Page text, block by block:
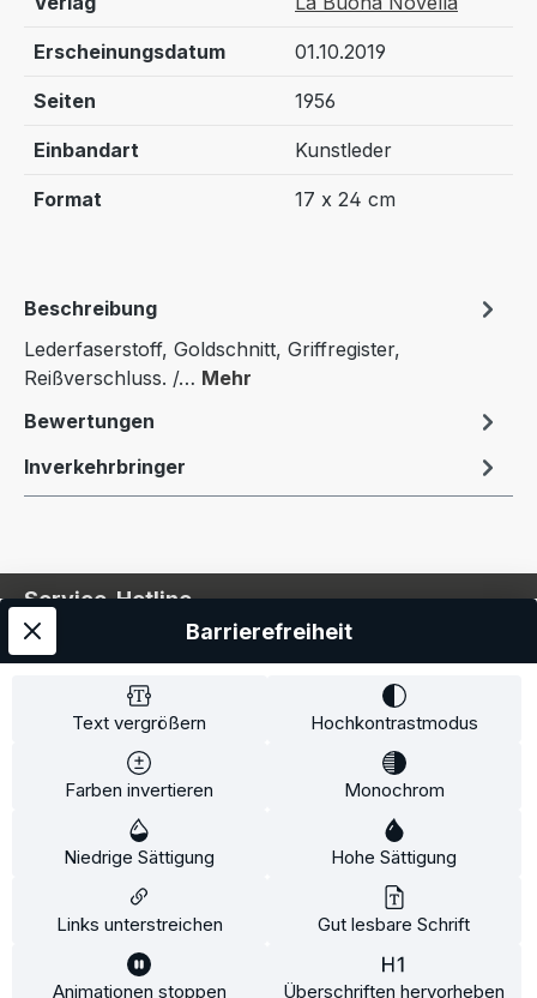
Erscheinungsdatum 01.10.2019
Seiten 1956
Einbandart Kunstleder
Format 17 x 24 cm
Beschreibung
Lederfaserstoff, Goldschnitt, Griffregister,
Reißverschluss. /… Mehr
Bewertungen
Inverkehrbringer
Service-Hotline
Service
Information
* Alle Preise inkl. gesetzl. Mehrwertsteuer zzgl.
und ggf. Nachnahmegebühren, wenn
Text vergrößern Hochkontrastmodus
Farben invertieren Monochrom
Niedrige Sättigung Hohe Sättigung
Links unterstreichen Gut lesbare Schrift
Animationen stoppen Überschriften hervorheben
Barrierefreiheit